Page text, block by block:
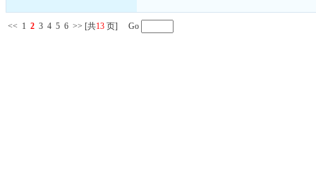
<< 1 2 3 4 5 6 >> [共13 页] Go